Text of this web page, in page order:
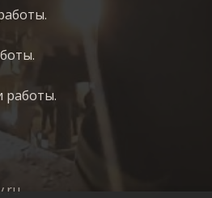
работы.